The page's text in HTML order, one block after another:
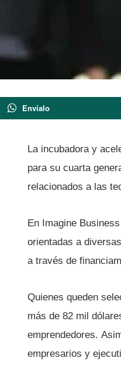
Envíalo
La incubadora y
para su cuarta
relacionados a las
En Imagine
orientadas a
a través de
Quienes queden
más de 82 mil
emprendedores.
empresarios y